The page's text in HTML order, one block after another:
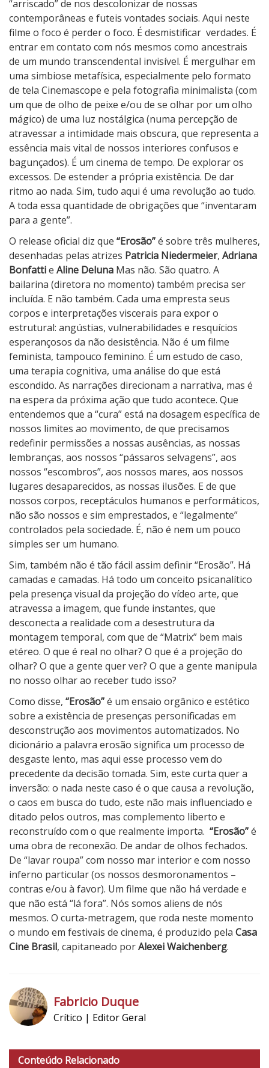
“arriscado” de nos descolonizar de nossas
contemporâneas e futeis vontades sociais. Aqui neste
filme o foco é perder o foco. É desmistificar verdades. É
entrar em contato com nós mesmos como ancestrais
de um mundo transcendental invisível. É mergulhar em
uma simbiose metafísica, especialmente pelo formato
de tela Cinemascope e pela fotografia minimalista (com
um que de olho de peixe e/ou de se olhar por um olho
mágico) de uma luz nostálgica (numa percepção de
atravessar a intimidade mais obscura, que representa a
essência mais vital de nossos interiores confusos e
bagunçados). É um cinema de tempo. De explorar os
excessos. De estender a própria existência. De dar
ritmo ao nada. Sim, tudo aqui é uma revolução ao tudo.
A toda essa quantidade de obrigações que “inventaram
para a gente”.
O release oficial diz que “Erosão”é sobre três mulheres,
desenhadas pelas atrizes Patricia Niedermeier, Adriana
Bonfattie Aline Deluna Mas não. São quatro. A
bailarina (diretora no momento) também precisa ser
incluída. E não também. Cada uma empresta seus
corpos e interpretações viscerais para expor o
estrutural: angústias, vulnerabilidades e resquícios
esperançosos da não desistência. Não é um filme
feminista, tampouco feminino. É um estudo de caso,
uma terapia cognitiva, uma análise do que está
escondido. As narrações direcionam a narrativa, mas é
na espera da próxima ação que tudo acontece. Que
entendemos que a “cura” está na dosagem específica de
nossos limites ao movimento, de que precisamos
redefinir permissões a nossas ausências, as nossas
lembranças, aos nossos “pássaros selvagens”, aos
nossos “escombros”, aos nossos mares, aos nossos
lugares desaparecidos, as nossas ilusões. E de que
nossos corpos, receptáculos humanos e performáticos,
não são nossos e sim emprestados, e “legalmente”
controlados pela sociedade. É, não é nem um pouco
simples ser um humano.
Sim, também não é tão fácil assim definir “Erosão”. Há
camadas e camadas. Há todo um conceito psicanalítico
pela presença visual da projeção do vídeo arte, que
atravessa a imagem, que funde instantes, que
desconecta a realidade com a desestrutura da
montagem temporal, com que de “Matrix” bem mais
etéreo. O que é real no olhar? O que é a projeção do
olhar? O que a gente quer ver? O que a gente manipula
no nosso olhar ao receber tudo isso?
Como disse, “Erosão”é um ensaio orgânico e estético
sobre a existência de presenças personificadas em
desconstrução aos movimentos automatizados. No
dicionário a palavra erosão significa um processo de
desgaste lento, mas aqui esse processo vem do
precedente da decisão tomada. Sim, este curta quer a
inversão: o nada neste caso é o que causa a revolução,
o caos em busca do tudo, este não mais influenciado e
ditado pelos outros, mas complemento liberto e
reconstruído com o que realmente importa. “Erosão”é
uma obra de reconexão. De andar de olhos fechados.
De “lavar roupa” com nosso mar interior e com nosso
inferno particular (os nossos desmoronamentos –
contras e/ou à favor). Um filme que não há verdade e
que não está “lá fora”. Nós somos aliens de nós
mesmos. O curta-metragem, que roda neste momento
o mundo em festivais de cinema, é produzido pela Casa
Cine Brasil, capitaneado porAlexei Waichenberg.
o
t
o
t
Fabricio Duque
Crítico | Editor Geral
Conteúdo Relacionado